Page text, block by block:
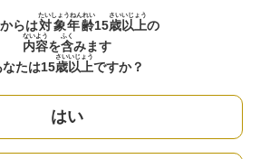
らは対象年齢
たいしょうねんれい
15歳
さい
以上
いじょう
の
内容
ないよう
を含
ふく
みます
なたは15歳
さい
以上
いじょう
ですか？
はい